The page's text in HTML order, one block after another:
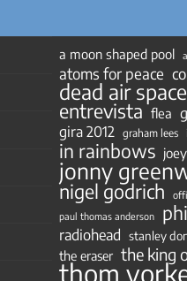
a moon shaped pool
atoms for peace
dead air space
entrevista flea
gira 2012 graham lees
in rainbows
jonny
nigel godrich
paul thomas anderson
radiohead stanley
the eraser the king
thom